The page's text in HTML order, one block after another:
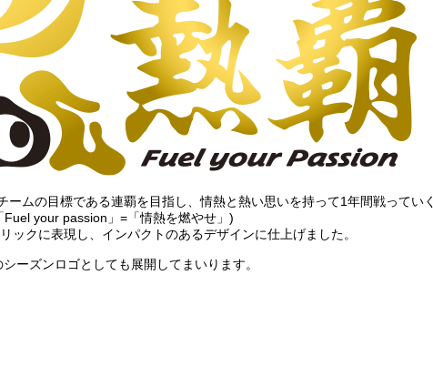
ームの目標である連覇を目指し、情熱と熱い思いを持って1年間戦っていく
your passion」=「情熱を燃やせ」)
ックに表現し、インパクトのあるデザインに仕上げました。
ーズンロゴとしても展開してまいります。